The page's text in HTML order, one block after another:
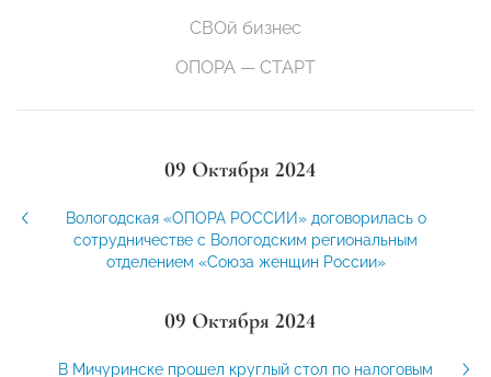
СВОй бизнес
ОПОРА — СТАРТ
09 Октября 2024
Вологодская «ОПОРА РОССИИ» договорилась о
сотрудничестве с Вологодским региональным
отделением «Союза женщин России»
09 Октября 2024
В Мичуринске прошел круглый стол по налоговым